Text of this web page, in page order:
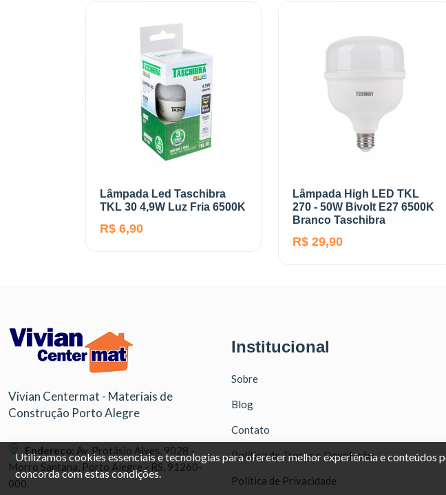
Lâmpada Led Taschibra
TKL 30 4,9W Luz Fria 6500K
R$ 6,90
Lâmpada High LED TKL
270 - 50W Bivolt E27 6500K
Branco Taschibra
R$ 29,90
Vivian Centermat - Materiais de
Construção Porto Alegre
Endereço: Av. Protásio Alves, 9028 -
Morro Santana, Porto Alegre - RS, 91260-
000.
Institucional
Sobre
Blog
Contato
Política de Trocas e Devolução
Política de Privacidade
Utilizamos cookies essenciais e tecnologias para oferecer melhor experiência e conteúdos
concorda com estas condições.